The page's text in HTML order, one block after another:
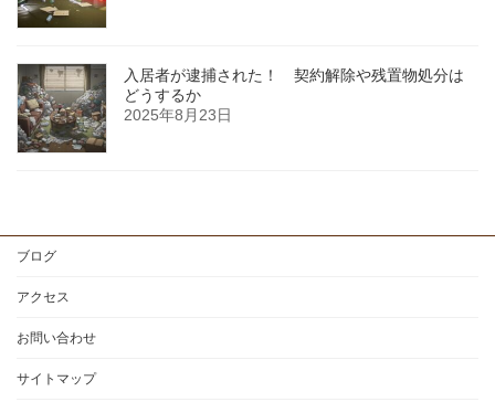
入居者が逮捕された！ 契約解除や残置物処分は
どうするか
2025年8月23日
ブログ
アクセス
お問い合わせ
サイトマップ